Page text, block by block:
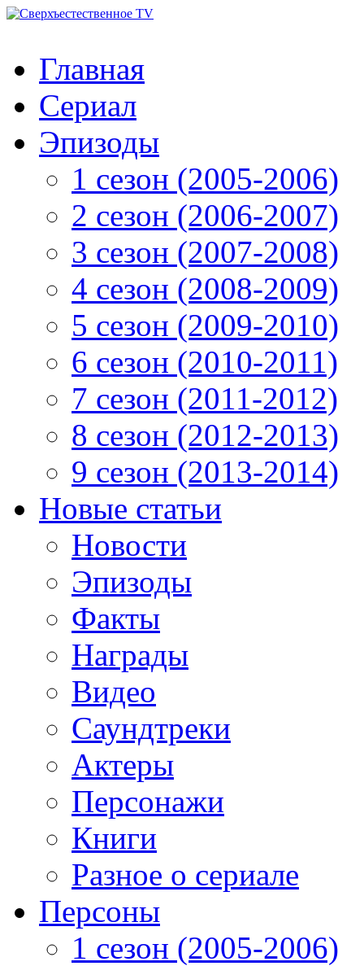
Главная
Сериал
Эпизоды
1 сезон (2005-2006)
2 сезон (2006-2007)
3 сезон (2007-2008)
4 сезон (2008-2009)
5 сезон (2009-2010)
6 сезон (2010-2011)
7 сезон (2011-2012)
8 сезон (2012-2013)
9 сезон (2013-2014)
Новые статьи
Новости
Эпизоды
Факты
Награды
Видео
Саундтреки
Актеры
Персонажи
Книги
Разное о сериале
Персоны
1 сезон (2005-2006)